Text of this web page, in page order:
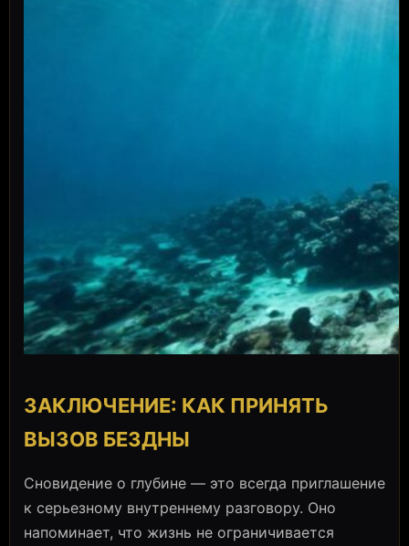
ЗАКЛЮЧЕНИЕ: КАК ПРИНЯТЬ
ВЫЗОВ БЕЗДНЫ
Сновидение о глубине — это всегда приглашение
к серьезному внутреннему разговору. Оно
напоминает, что жизнь не ограничивается